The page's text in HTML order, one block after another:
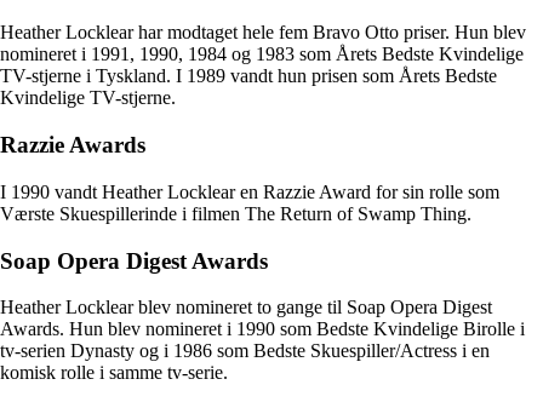
Heather Locklear har modtaget hele fem Bravo Otto priser. Hun blev
nomineret i 1991, 1990, 1984 og 1983 som Årets Bedste Kvindelige
TV-stjerne i Tyskland. I 1989 vandt hun prisen som Årets Bedste
Kvindelige TV-stjerne.
Razzie Awards
I 1990 vandt Heather Locklear en Razzie Award for sin rolle som
Værste Skuespillerinde i filmen The Return of Swamp Thing.
Soap Opera Digest Awards
Heather Locklear blev nomineret to gange til Soap Opera Digest
Awards. Hun blev nomineret i 1990 som Bedste Kvindelige Birolle i
tv-serien Dynasty og i 1986 som Bedste Skuespiller/Actress i en
komisk rolle i samme tv-serie.